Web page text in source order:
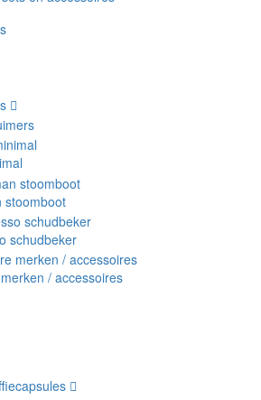
stoomboot
schudbeker
/ accessoires